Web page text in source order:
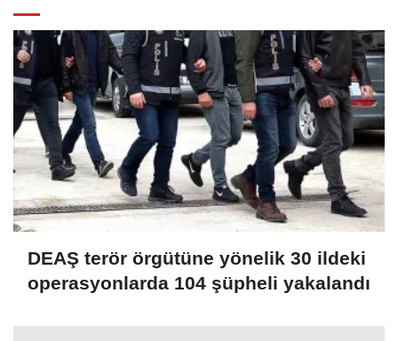
DEAŞ terör örgütüne yönelik 30 ildeki
operasyonlarda 104 şüpheli yakalandı